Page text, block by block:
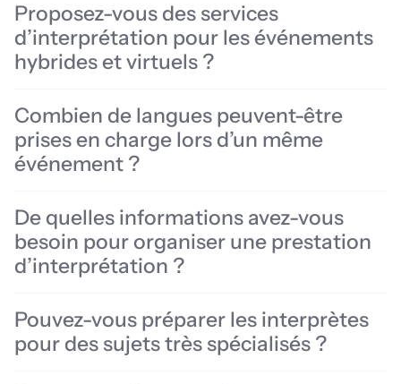
Proposez-vous des services
d’interprétation pour les événements
hybrides et virtuels ?
Combien de langues peuvent-être
prises en charge lors d’un même
événement ?
De quelles informations avez-vous
besoin pour organiser une prestation
d’interprétation ?
Pouvez-vous préparer les interprètes
pour des sujets très spécialisés ?